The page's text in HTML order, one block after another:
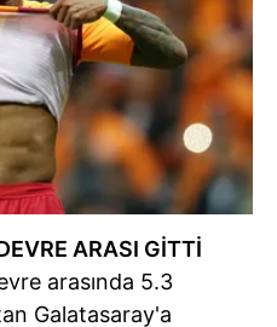
ARASI GİTTİ
arasında 5.3
Galatasaray'a